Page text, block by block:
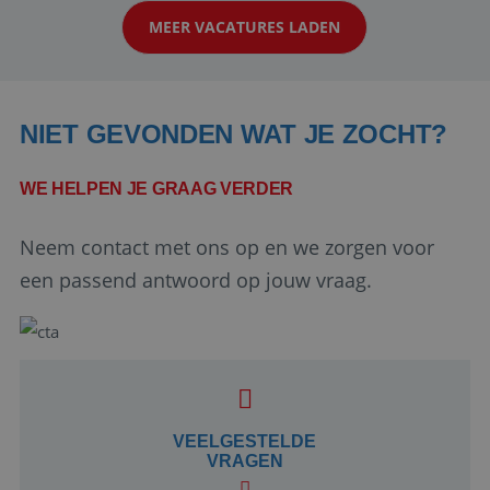
werken: of het nu gaat om vragen ...
MEER VACATURES LADEN
NIET GEVONDEN WAT JE ZOCHT?
WE HELPEN JE GRAAG VERDER
Neem contact met ons op en we zorgen voor
een passend antwoord op jouw vraag.
VEELGESTELDE
VRAGEN
Google Privacy Policy